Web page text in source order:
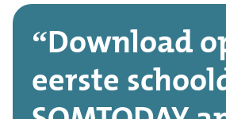
Download
eerste